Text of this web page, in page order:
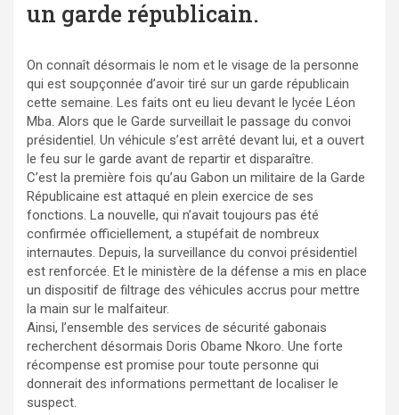
un garde républicain.
On connaît désormais le nom et le visage de la personne
qui est soupçonnée d’avoir tiré sur un garde républicain
cette semaine. Les faits ont eu lieu devant le lycée Léon
Mba. Alors que le Garde surveillait le passage du convoi
présidentiel. Un véhicule s’est arrêté devant lui, et a ouvert
le feu sur le garde avant de repartir et disparaître.
C’est la première fois qu’au Gabon un militaire de la Garde
Républicaine est attaqué en plein exercice de ses
fonctions. La nouvelle, qui n’avait toujours pas été
confirmée officiellement, a stupéfait de nombreux
internautes. Depuis, la surveillance du convoi présidentiel
est renforcée. Et le ministère de la défense a mis en place
un dispositif de filtrage des véhicules accrus pour mettre
la main sur le malfaiteur.
Ainsi, l’ensemble des services de sécurité gabonais
recherchent désormais Doris Obame Nkoro. Une forte
récompense est promise pour toute personne qui
donnerait des informations permettant de localiser le
suspect.